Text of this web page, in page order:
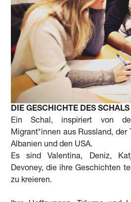
DIE GESCHICHTE DES SCHALS
Ein Schal, inspiriert von
Migrant*innen aus Russland, der
Albanien und den USA.
Es sind Valentina, Deniz,
Devoney, die ihre Geschichten
zu kreieren.